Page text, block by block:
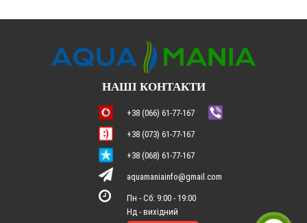
НАШІ КОНТАКТИ
+38 (066) 61-77-167
+38 (073) 61-77-167
+38 (068) 61-77-167
aquamaniainfo@gmail.com
Пн - Сб: 9:00 - 19:00